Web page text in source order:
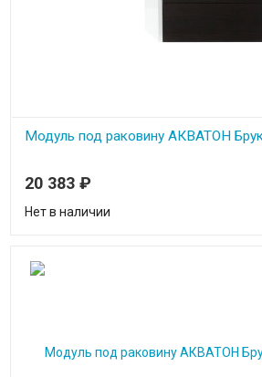
Модуль под раковину АКВАТОН
20 383 ₽
Нет в наличии